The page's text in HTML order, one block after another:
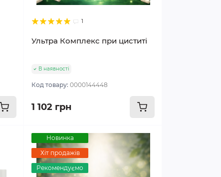
1
Ультра Комплекс при циститі
В наявності
Код товару:0000144448
1 102 грн
Новинка
Хіт продажів
Рекомендуємо